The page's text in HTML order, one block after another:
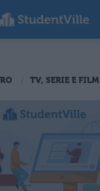
TV, SERIE E FILM